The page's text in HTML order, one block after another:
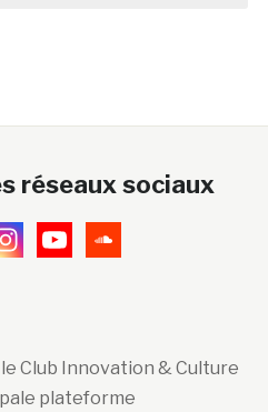
réseaux sociaux
Club Innovation & Culture
plateforme